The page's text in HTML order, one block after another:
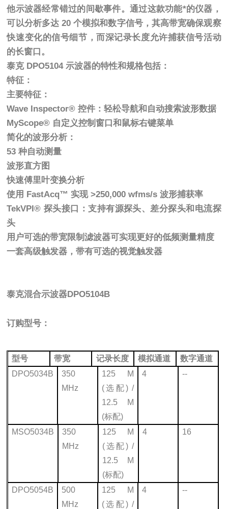
他示波器经常错过的间歇事件。通过这款功能*的仪器，
可以分析多达 20 个模拟和数字信号，其高带宽确保观察
快速变化的信号细节，而深记录长度允许捕获信号活动
的长窗口。
泰克 DPO5104 示波器的特性和规格包括：
特征：
主要特征：
Wave Inspector® 控件：轻松导航和自动搜索波形数据
MyScope® 自定义控制窗口和鼠标右键菜单
简化的波形分析：
53 种自动测量
波形直方图
快速傅里叶变换分析
使用 FastAcq™ 实现 >250,000 wfms/s 波形捕获率
TekVPI® 探头接口：支持有源探头、差分探头和电流探
头
用户可选的带宽限制滤波器可实现更好的低频测量精度
一套高级触发器，带有可选的视觉触发器
泰克混合示波器DPO5104B
订购型号：
型号 带宽 记录长度 模拟通道
数字通道
DPO5034B
350
MHz
125 M
(选配) /
12.5 M
(标配)
4 --
MSO5034B
350
MHz
125 M
(选配) /
12.5 M
(标配)
4 16
DPO5054B
500
MHz
125 M
(选配) /
4 --